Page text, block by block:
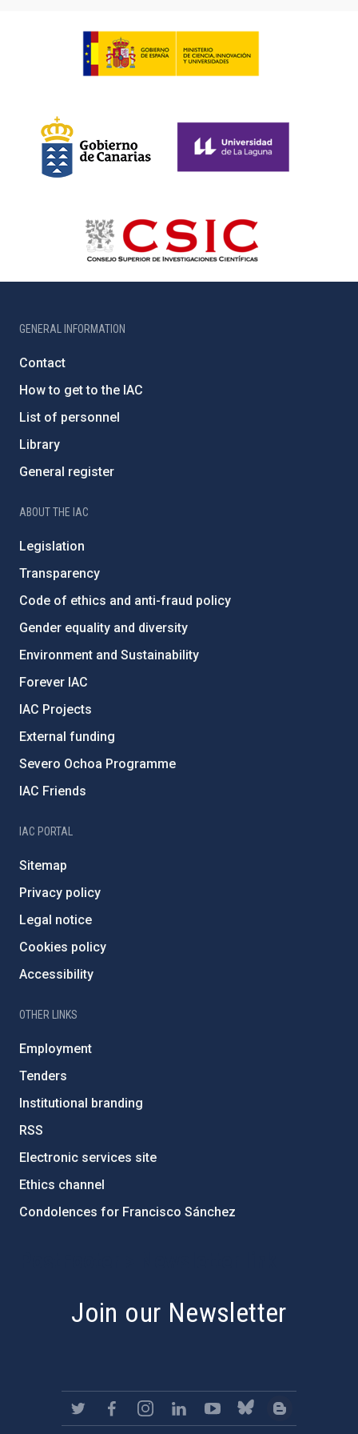
GENERAL INFORMATION
Contact
How to get to the IAC
List of personnel
Library
General register
ABOUT THE IAC
Legislation
Transparency
Code of ethics and anti-fraud policy
Gender equality and diversity
Environment and Sustainability
Forever IAC
IAC Projects
External funding
Severo Ochoa Programme
IAC Friends
IAC PORTAL
Sitemap
Privacy policy
Legal notice
Cookies policy
Accessibility
OTHER LINKS
Employment
Tenders
Institutional branding
RSS
Electronic services site
Ethics channel
Condolences for Francisco Sánchez
Join our Newsletter